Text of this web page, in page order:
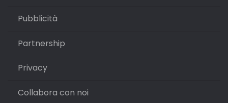
Pubblicità
Partnership
Privacy
Collabora con noi